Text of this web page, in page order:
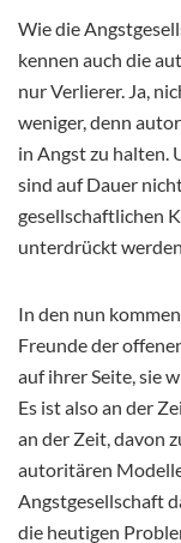
Wie die
kennen auch die
nur Verlierer. Ja,
weniger, denn
in Angst zu halten.
sind auf Dauer
gesellschaftlichen
unterdrückt
In den nun
Freunde der
auf ihrer Seite, sie
Es ist also an der
an der Zeit, davon
autoritären
Angstgesellschaft
die heutigen